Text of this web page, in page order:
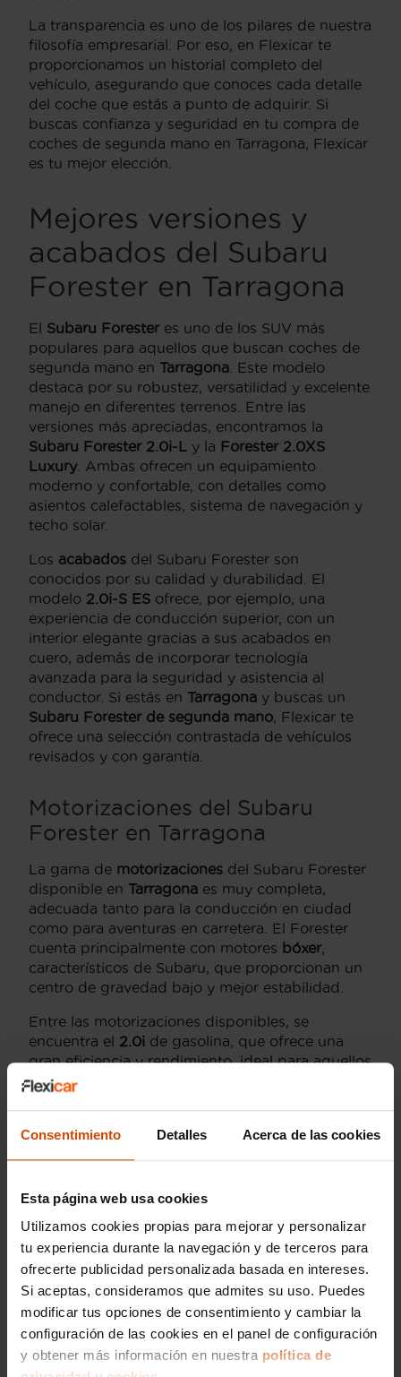
Consentimiento Detalles Acerca de las cookies
Esta página web usa cookies
Utilizamos cookies propias para mejorar y personalizar
tu experiencia durante la navegación y de terceros para
ofrecerte publicidad personalizada basada en intereses.
Si aceptas, consideramos que admites su uso. Puedes
modificar tus opciones de consentimiento y cambiar la
configuración de las cookies en el panel de configuración
y obtener más información en nuestra política de
La transparencia es uno de los pilares de nuestra
filosofía empresarial. Por eso, en Flexicar te
proporcionamos un historial completo del
vehículo, asegurando que conoces cada detalle
del coche que estás a punto de adquirir. Si
buscas confianza y seguridad en tu compra de
coches de segunda mano en Tarragona, Flexicar
es tu mejor elección.
Mejores versiones y
acabados del Subaru
Forester en Tarragona
El Subaru Foresteres uno de los SUV más
populares para aquellos que buscan coches de
segunda mano en Tarragona . Este modelo
destaca por su robustez, versatilidad y excelente
manejo en diferentes terrenos. Entre las
versiones más apreciadas, encontramos la
Subaru Forester 2.0i-L y la Forester 2.0XS
Luxury . Ambas ofrecen un equipamiento
moderno y confortable, con detalles como
asientos calefactables, sistema de navegación y
techo solar.
Los acabados del Subaru Forester son
conocidos por su calidad y durabilidad. El
modelo 2.0i-S ES ofrece, por ejemplo, una
experiencia de conducción superior, con un
interior elegante gracias a sus acabados en
cuero, además de incorporar tecnología
avanzada para la seguridad y asistencia al
conductor. Si estás en Tarragona y buscas un
Subaru Forester de segunda mano, Flexicar te
ofrece una selección contrastada de vehículos
revisados y con garantía.
Motorizaciones del Subaru
Forester en Tarragona
La gama de motorizaciones del Subaru Forester
disponible en Tarragona es muy completa,
adecuada tanto para la conducción en ciudad
como para aventuras en carretera. El Forester
cuenta principalmente con motores bóxer,
característicos de Subaru, que proporcionan un
centro de gravedad bajo y mejor estabilidad.
Entre las motorizaciones disponibles, se
encuentra el 2.0i de gasolina, que ofrece una
gran eficiencia y rendimiento, ideal para aquellos
que buscan un equilibrio entre potencia y
perfecto para largos viajes sin preocuparse por
las paradas frecuentes para repostar. Además, el
buscan eficiencia energética combinada con
potencia.
En Flexicar, encuentras una variedad de
modelos deSubaru Foresterde segunda mano,
todos revisados minuciosamente, asegurando
que adquieras un vehículo en perfectas
condiciones, acompañado de una garantíaque
brinda tranquilidad en tu compra.